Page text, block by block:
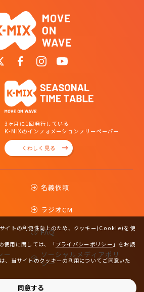
3ヶ月に1回発行している
K-MIXのインフォメーションフリーペーパー
くわしく見る
名義依頼
ラジオCM
FAQ
ー
ソーシャルメディアポリ
シー
イトの利便性向上のため、クッキー(Cookie)を使
用に関しては、
「プライバシーポリシー 」をお読
、当サイトのクッキーの利用についてご同意いた
同意する